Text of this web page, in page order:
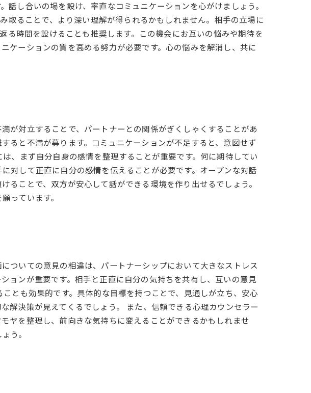
し合いの場を設け、率直なコミュニケーションを心がけましょう。
ることで、より深い理解が得られるかもしれません。相手の立場に
時間を設けることも推奨します。この機会にお互いの悩みや期待を
ケーションの質を高める努力が必要です。心の悩みを解消し、共に
が対立することで、パートナーとの関係がぎくしゃくすることがあ
ると不満が募ります。コミュニケーションが不足すると、意図せず
、まず自分自身の感情を整理することが重要です。何に期待してい
対して正直に自分の感情を伝えることが必要です。オープンな対話
ることで、双方が安心して話ができる環境を作り出せるでしょう。
っています。
ついての意見の相違は、パートナーシップにおいて大きなストレス
ョンが重要です。相手と正直に自分の気持ちを共有し、互いの意見
とも効果的です。具体的な目標を持つことで、見通しが立ち、安心
解決策が見えてくるでしょう。 また、信頼できる心理カウンセラー
ヤを整理し、前向きな気持ちに変えることができるかもしれませ
う。